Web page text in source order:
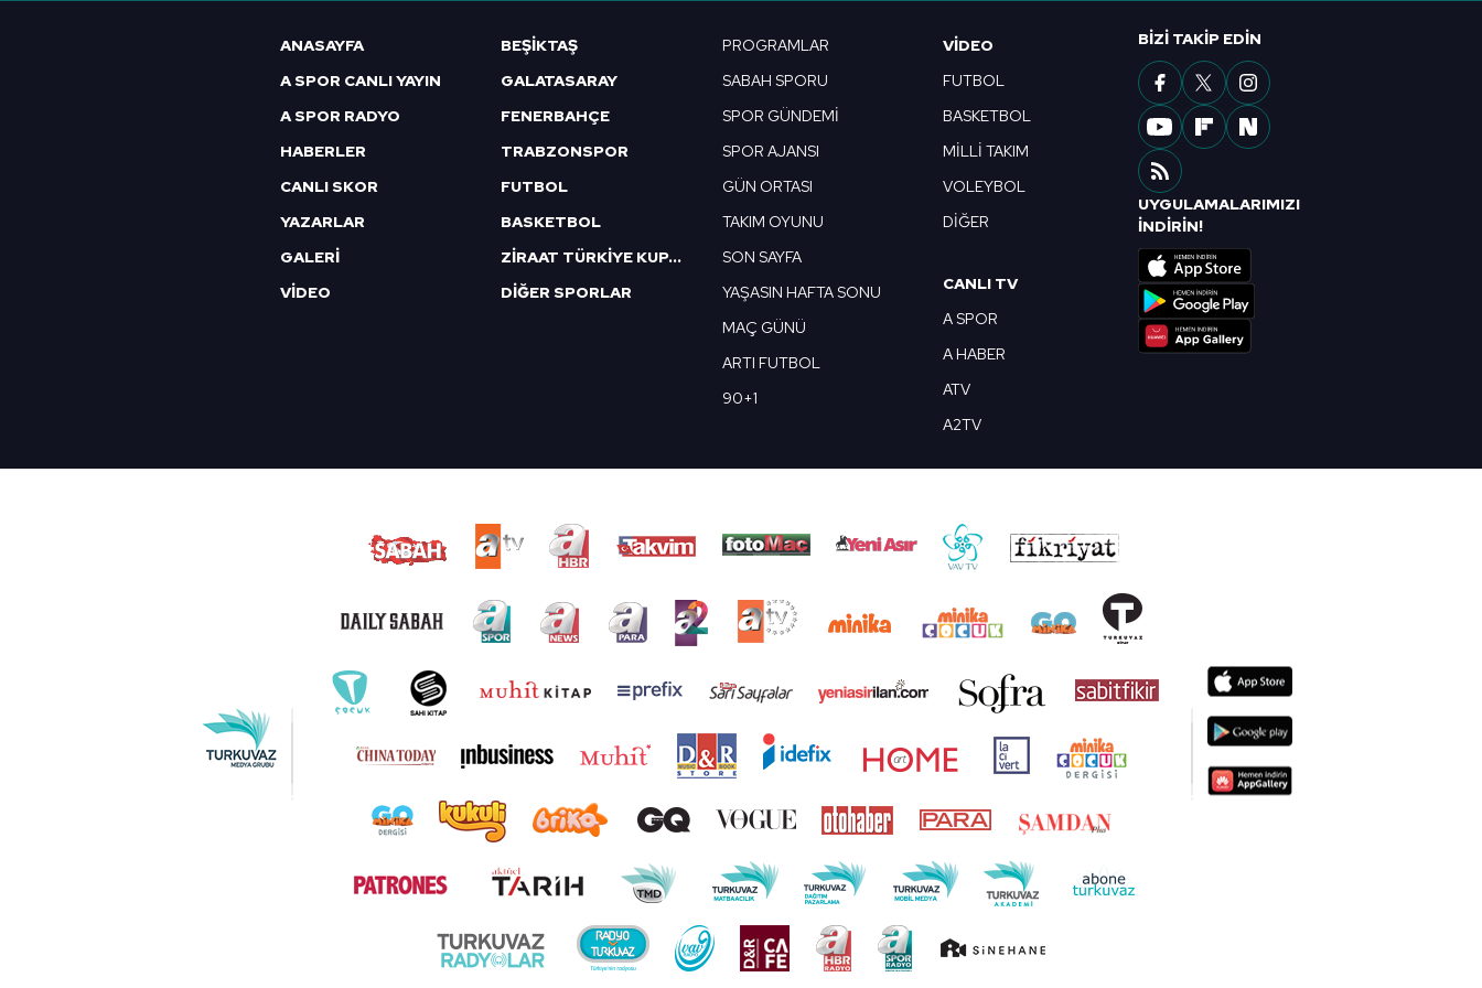
mevzuata uygun olarak kullanılan çerezlerle ilgili bilgi almak için lütfentıklayınız
ANASAYFA
A SPOR CANLI YAYIN
A SPOR RADYO
HABERLER
CANLI SKOR
YAZARLAR
GALERİ
VİDEO
BEŞİKTAŞ
GALATASARAY
FENERBAHÇE
TRABZONSPOR
FUTBOL
BASKETBOL
ZİRAAT TÜRKİYE KUPASI
DİĞER SPORLAR
PROGRAMLAR
SABAH SPORU
SPOR GÜNDEMİ
SPOR AJANSI
GÜN ORTASI
TAKIM OYUNU
SON SAYFA
YAŞASIN HAFTA SONU
MAÇ GÜNÜ
ARTI FUTBOL
90+1
VIDEO
FUTBOL
BASKETBOL
MİLLİ TAKIM
VOLEYBOL
DİĞER
CANLI TV
A SPOR
A HABER
ATV
A2TV
BIZI TAKIP EDIN
UYGULAMALARIMIZI
İNDİRİN!